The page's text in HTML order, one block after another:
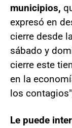
municipios,
expresó en
cierre desde
sábado y
cierre este
en la
los
Le puede